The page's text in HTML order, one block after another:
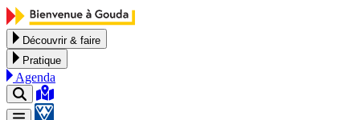
Aller au contenu
Découvrir & faire
Pratique
Agenda